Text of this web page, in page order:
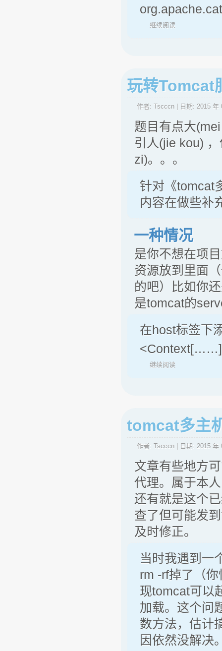
继续阅读
玩转Tomcat
作者: Tscccn | 日期: 2015 年
题目有点大
引人(jie kou)
zi)。。。
针对《tomcat
内容在做些补
一种情况
是你不想在项
资源放到里面
的吧）比如你
是tomcat的
在host标签下
<Context[……]
继续阅读
tomcat多主
作者: Tscccn | 日期: 2015 年
文章有些地方
代理。属于本
还有就是这个
查了但可能发
及时修正。
当时我遇到一
rm -rf掉了（
现tomcat可以
加载。这个问
数方法，估计
因依然没解决